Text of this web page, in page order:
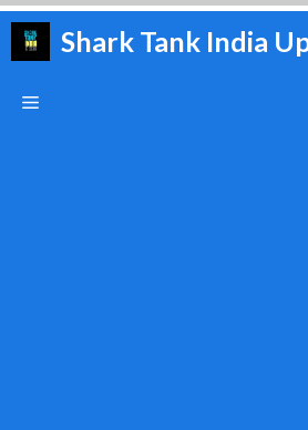
Skip
Shark Tank India
Menu